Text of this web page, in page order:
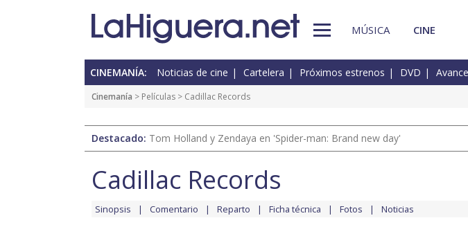
MÚSICA CINE
CINEMANÍA: Noticias de cine Cartelera Próximos estrenos DVD
Cinemanía > Películas > Cadillac Records
Destacado: Tom Holland y Zendaya en 'Spider-man: Brand new day'
Cadillac Records
Sinopsis Comentario Reparto Ficha técnica Fotos Noticias